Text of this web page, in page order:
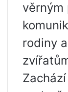
věrným
rodiny